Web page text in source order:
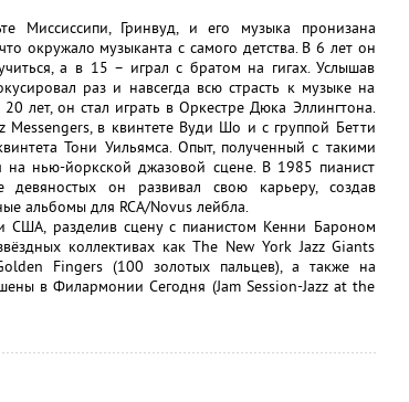
Миссиссипи, Гринвуд, и его музыка пронизана
окружало музыканта с самого детства. В 6 лет он
а в 15 – играл с братом на гигах. Услышав
раз и навсегда всю страсть к музыке на
лет, он стал играть в Оркестре Дюка Эллингтона.
в квинтете Вуди Шо и с группой Бетти
Тони Уильямса. Опыт, полученный с такими
на нью-йоркской джазовой сцене. В 1985 пианист
он развивал свою карьеру, создав
альбомы для RCA/Novus лейбла.
разделив сцену с пианистом Кенни Бароном
коллективах как The New York Jazz Giants
Fingers (100 золотых пальцев), а также на
в Филармонии Сегодня (Jam Session-Jazz at the